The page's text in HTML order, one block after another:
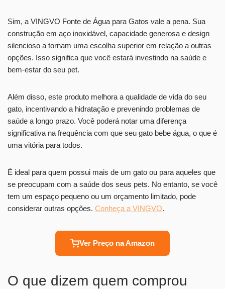
Sim, a VINGVO Fonte de Água para Gatos vale a pena. Sua
construção em aço inoxidável, capacidade generosa e design
silencioso a tornam uma escolha superior em relação a outras
opções. Isso significa que você estará investindo na saúde e
bem-estar do seu pet.
Além disso, este produto melhora a qualidade de vida do seu
gato, incentivando a hidratação e prevenindo problemas de
saúde a longo prazo. Você poderá notar uma diferença
significativa na frequência com que seu gato bebe água, o que é
uma vitória para todos.
É ideal para quem possui mais de um gato ou para aqueles que
se preocupam com a saúde dos seus pets. No entanto, se você
tem um espaço pequeno ou um orçamento limitado, pode
considerar outras opções. Conheça a VINGVO.
Ver Preço na Amazon
O que dizem quem comprou